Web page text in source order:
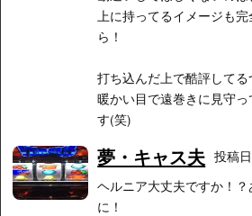
上に持ってるイメージも
ら！
打ち込んだ上で酷評して
暖かい目で遠巻きに見守
す(笑)
夢・キャス夫 投稿
ヘルニア大丈夫ですか！
に！